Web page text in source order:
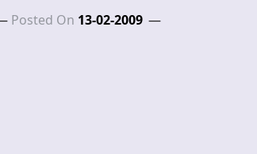
Posted On 13-02-2009